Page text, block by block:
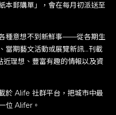
衛生福利部網頁：
本郵購單」，會在每月初派送至
種意想不到新鮮事——從各期生
當期藝文活動或展覽新訊...刊載
理想、豐富有趣的情報以及資
於 Alife 社群平台，把城市中最
位 Alifer。